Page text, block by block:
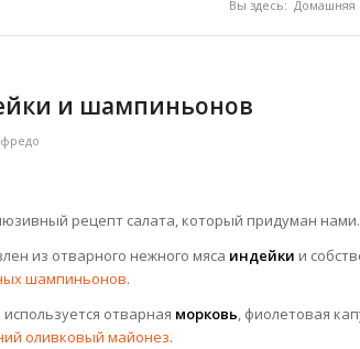
Вы здесь: Домашняя
и шампиньонов
рецепт салата, который придуман нами.
из отварного нежного мяса индейки и
шампиньонов.
отварная морковь, фиолетовая
оливковый майонез.